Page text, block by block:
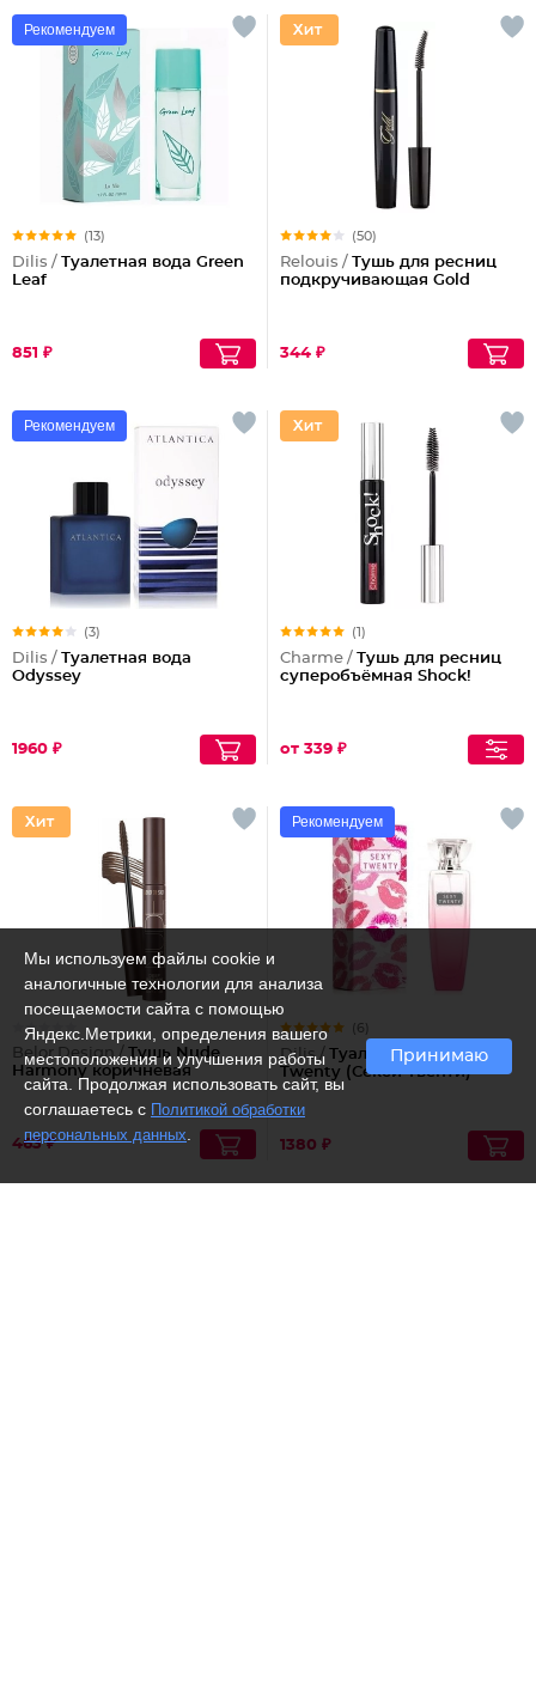
Рекомендуем
(13)
Dilis / Туалетная вода Green
Leaf
851 ₽
(50)
Relouis / Тушь для ресниц
подкручивающая Gold
344 ₽
Рекомендуем
(3)
Dilis / Туалетная вода
Odyssey
1960 ₽
(1)
Charme / Тушь для ресниц
суперобъёмная Shock!
от 339 ₽
Belor Design /Тушь Nude
Harmony коричневая
463 ₽
Рекомендуем
(6)
Dilis / Туалетная вода Sexy
Twenty (Секси Твенти)
1380 ₽
Мы используем файлы cookie и
аналогичные технологии для анализа
посещаемости сайта с помощью
Яндекс.Метрики, определения вашего
местоположения и улучшения работы
сайта. Продолжая использовать сайт, вы
соглашаетесь с Политикой обработки
персональных данных
Принимаю